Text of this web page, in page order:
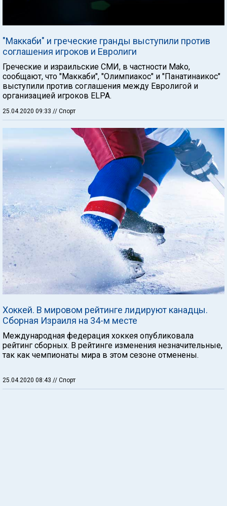
"Маккаби" и греческие гранды выступили против
соглашения игроков и Евролиги
Греческие и израильские СМИ, в частности Mako,
сообщают, что "Маккаби", "Олимпиакос" и "Панатинаикос"
выступили против соглашения между Евролигой и
организацией игроков ELPA.
25.04.2020 09:33 // Спорт
Хоккей. В мировом рейтинге лидируют канадцы.
Сборная Израиля на 34-м месте
Международная федерация хоккея опубликовала
рейтинг сборных. В рейтинге изменения незначительные,
так как чемпионаты мира в этом сезоне отменены.
25.04.2020 08:43 // Спорт